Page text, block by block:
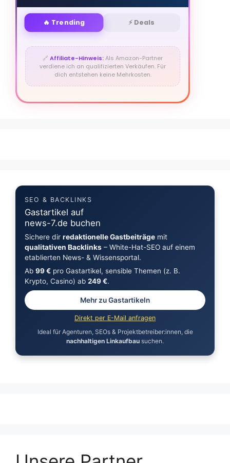
🔥 Trending ⚡ Deals
🔗Affiliate-Hinweis:Als Amazon-Partner
verdiene ich an qualifizierten Verkäufen. Für
dich entstehen keine Mehrkosten.
SEO & BACKLINKS
Gastartikel auf
news-7.de buchen
Sichere dir redaktionelle Gastbeiträgemit
qualitativen Backlinks– White-Hat-SEO auf einem
etablierten News- & Wissensportal.
Ab 99 €pro Gastartikel, sensible Themen (z. B.
Krypto, Casino) ab 249 €.
Mehr zu Gastartikeln
Direkt per E-Mail anfragen
Ideal für Agenturen, SEOs & Projektbetreiber:innen, die
nachhaltigen Linkaufbau suchen.